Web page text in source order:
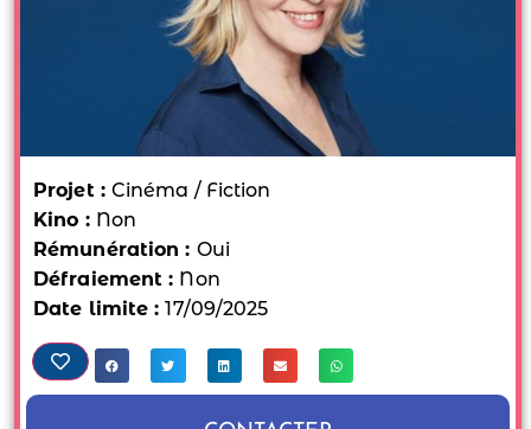
Projet : Cinéma / Fiction
Kino : Non
Rémunération : Oui
Défraiement : Non
Date limite :17/09/2025